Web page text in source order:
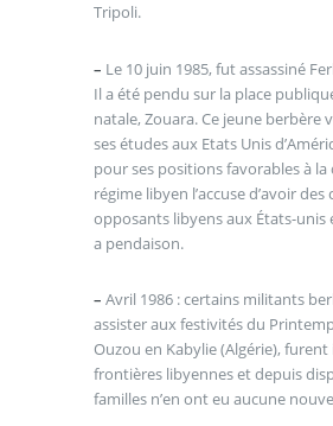
Tripoli.
– Le 10 juin 1985, fut assassiné
Il a été pendu sur la place
natale, Zouara. Ce jeune berbère
ses études aux Etats Unis
pour ses positions favorables à la
régime libyen l’accuse d’avoir
opposants libyens aux États-unis
a pendaison.
– Avril 1986 : certains militants
assister aux festivités du
Ouzou en Kabylie (Algérie),
frontières libyennes et depuis
familles n’en ont eu aucune